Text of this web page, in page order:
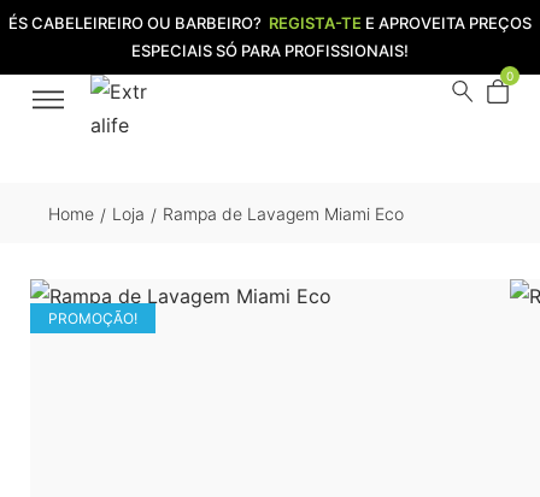
ÉS CABELEIREIRO OU BARBEIRO? REGISTA-TE E APROVEITA PREÇOS
ESPECIAIS SÓ PARA PROFISSIONAIS!
0
Home / Loja / Rampa de Lavagem Miami Eco
PROMOÇÃO!